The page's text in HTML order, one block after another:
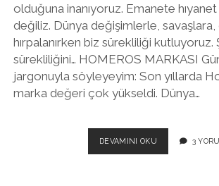
olduğuna inanıyoruz. Emanete
değiliz. Dünya değişimlerle,
hırpalanırken biz sürekliliği kutluyoruz.
sürekliliğini… HOMEROS MARKASI
jargonuyla söyleyeyim: Son yıllarda
marka değeri çok yükseldi. Dünya…
DEVAMINI OKUHOMEROS’U
OKUYORUZ
3